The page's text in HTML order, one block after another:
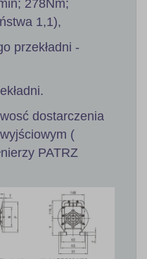
278Nm;
1,1),
przekładni -
dostarczenia
(
PATRZ